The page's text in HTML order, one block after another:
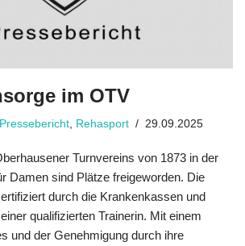
im OTV
Pressebericht Rehasport 29.09.2025
Turnvereins von 1873 in der
Damen sind Plätze freigeworden. Die
durch die Krankenkassen und
qualifizierten Trainerin. Mit einem
und der Genehmigung durch ihre